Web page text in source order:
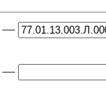
—
—